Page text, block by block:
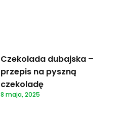
Czekolada dubajska –
przepis na pyszną
czekoladę
8 maja, 2025